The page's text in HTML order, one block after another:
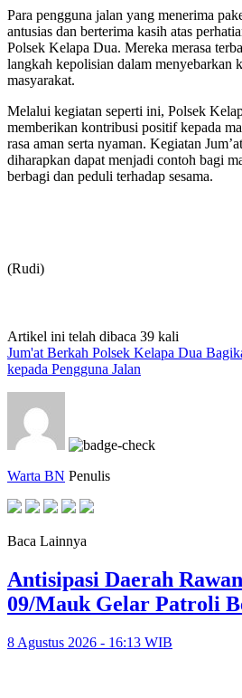
Para pengguna jalan yang menerima
antusias dan berterima kasih atas
Polsek Kelapa Dua. Mereka merasa
langkah kepolisian dalam menyebarkan
masyarakat.
Melalui kegiatan seperti ini, Polsek
memberikan kontribusi positif kepada
rasa aman serta nyaman. Kegiatan
diharapkan dapat menjadi contoh bagi
berbagi dan peduli terhadap sesama.
(Rudi)
Artikel ini telah dibaca 39 kali
Jum'at Berkah Polsek Kelapa Dua
kepada Pengguna Jalan
Warta BN Penulis
Baca Lainnya
Antisipasi Daerah
09/Mauk Gelar Patroli
8 Agustus 2026 - 16:13 WIB